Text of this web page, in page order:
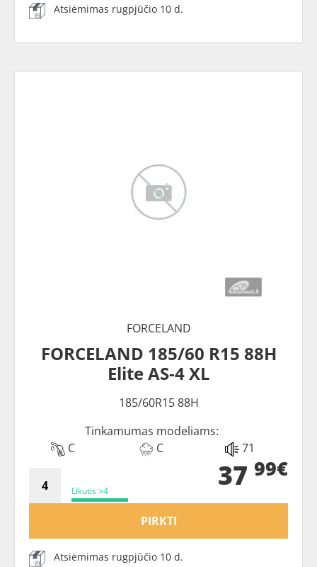
Atsiėmimas rugpjūčio 10 d.
FORCELAND
FORCELAND 185/60 R15 88H
Elite AS-4 XL
185/60R15 88H
Tinkamumas modeliams:
C
C 71
Likutis >4 37 99€
PIRKTI
Atsiėmimas rugpjūčio 10 d.